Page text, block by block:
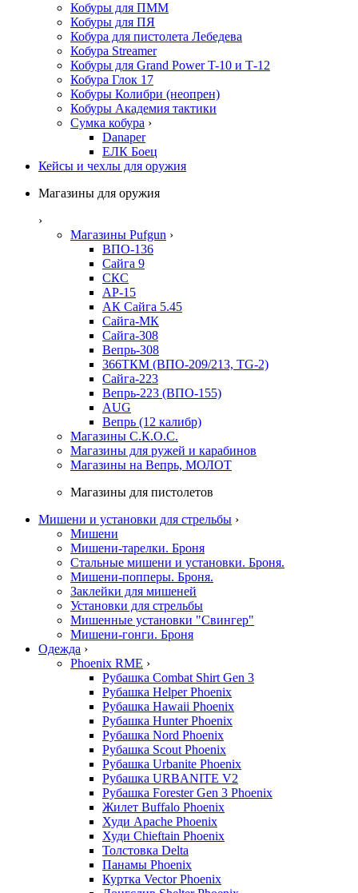
Кобуры для ПММ
Кобуры для ПЯ
Кобура для пистолета Лебедева
Кобура Streamer
Кобуры для Grand Power T-10 и Т-12
Кобура Глок 17
Кобуры Колибри (неопрен)
Кобуры Академия тактики
Сумка кобура ›
Danaper
ЕЛК Боец
Кейсы и чехлы для оружия
Магазины для оружия
›
Магазины Pufgun ›
ВПО-136
Сайга 9
СКС
АР-15
АК Сайга 5.45
Сайга-МК
Сайга-308
Вепрь-308
366ТКМ (ВПО-209/213, TG-2)
Сайга-223
Вепрь-223 (ВПО-155)
AUG
Вепрь (12 калибр)
Магазины С.К.О.С.
Магазины для ружей и карабинов
Магазины на Вепрь, МОЛОТ
Магазины для пистолетов
Мишени и установки для стрельбы ›
Мишени
Мишени-тарелки. Броня
Стальные мишени и установки. Броня.
Мишени-попперы. Броня.
Заклейки для мишеней
Установки для стрельбы
Мишенные установки "Свингер"
Мишени-гонги. Броня
Одежда ›
Phoenix RME ›
Рубашка Combat Shirt Gen 3
Рубашка Helper Phoenix
Рубашка Hawaii Phoenix
Рубашка Hunter Phoenix
Рубашка Nord Phoenix
Рубашка Scout Phoenix
Рубашка Urbanite Phoenix
Рубашка URBANITE V2
Рубашка Forester Gen 3 Phoenix
Жилет Buffalo Phoenix
Худи Apache Phoenix
Худи Chieftain Phoenix
Толстовка Delta
Панамы Phoenix
Куртка Vector Phoenix